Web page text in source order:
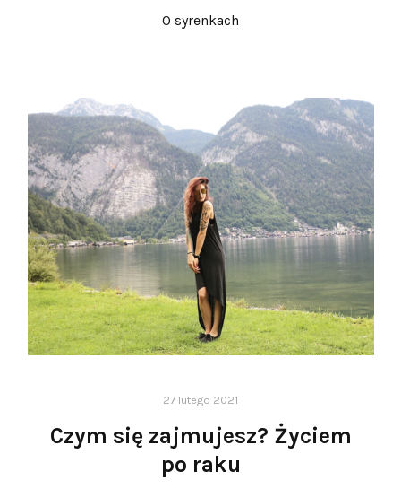
O syrenkach
27 lutego 2021
Czym się zajmujesz? Życiem
po raku